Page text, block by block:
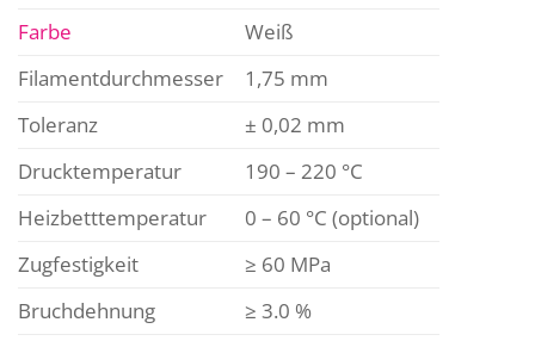
Farbe
Weiß
Filamentdurchmesser
1,75 mm
Toleranz
± 0,02 mm
Drucktemperatur
190 – 220 °C
Heizbetttemperatur
0 – 60 °C (optional)
Zugfestigkeit
≥ 60 MPa
Bruchdehnung
≥ 3.0 %